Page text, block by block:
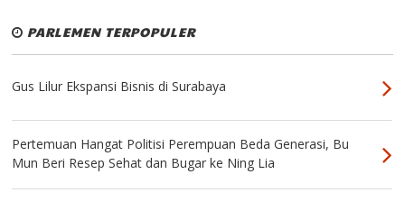
PARLEMEN TERPOPULER
Gus Lilur Ekspansi Bisnis di Surabaya
Pertemuan Hangat Politisi Perempuan Beda Generasi, Bu
Mun Beri Resep Sehat dan Bugar ke Ning Lia